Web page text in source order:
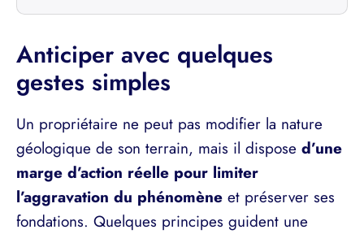
Anticiper avec quelques
gestes simples
Un propriétaire ne peut pas modifier la nature
géologique de son terrain, mais il dispose d’une
marge d’action réelle pour limiter
l’aggravation du phénomène et préserver ses
fondations. Quelques principes guident une